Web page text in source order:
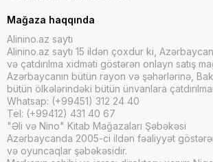
Mağaza haqqında
Alinino.az saytı
Alinino.az saytı 15 ildən çoxdur ki,
və çatdırılma xidməti göstərən onlayn satış
Azərbaycanın bütün rayon və şəhərlərinə,
bütün ölkələrindəki bütün ünvanlara
Whatsap: (+99451) 312 24 40
Tel: (+99412) 431 40 67
"Əli və Nino" Kitab Mağazaları Şəbəkəsi
Azərbaycanda 2005-ci ildən fəaliyyət
və oyuncaqlar şəbəkəsidir.